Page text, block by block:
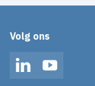
Volg ons
LinkedInYouTube